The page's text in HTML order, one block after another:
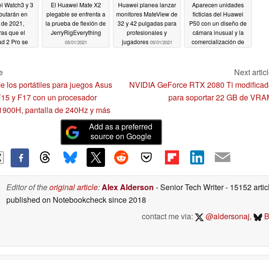
Watch3 y 3
en
2021,
que el
2 Pro se
El Huawei Mate X2
plegable se enfrenta a
la prueba de flexión de
JerryRigEverything
05/01/2021
Huawei planea lanzar
monitores MateView de
32 y 42 pulgadas para
profesionales y
jugadores 05/01/2021
Aparecen unidades
ficticias del Huawei
P50 con un diseño de
cámara inusual y la
comercialización de
los portátiles para juegos Asus
y F17 con un procesador
pantalla de 240Hz y más
Next
NVIDIA GeForce RTX 2080 Ti
para soportar 22 GB de
Add as a preferred
source on Google
Editor of theoriginal article:Alex Alderson - Senior Tech Writer- 15152
published on Notebookchecksince 2018
contact me via:
@aldersonaj,